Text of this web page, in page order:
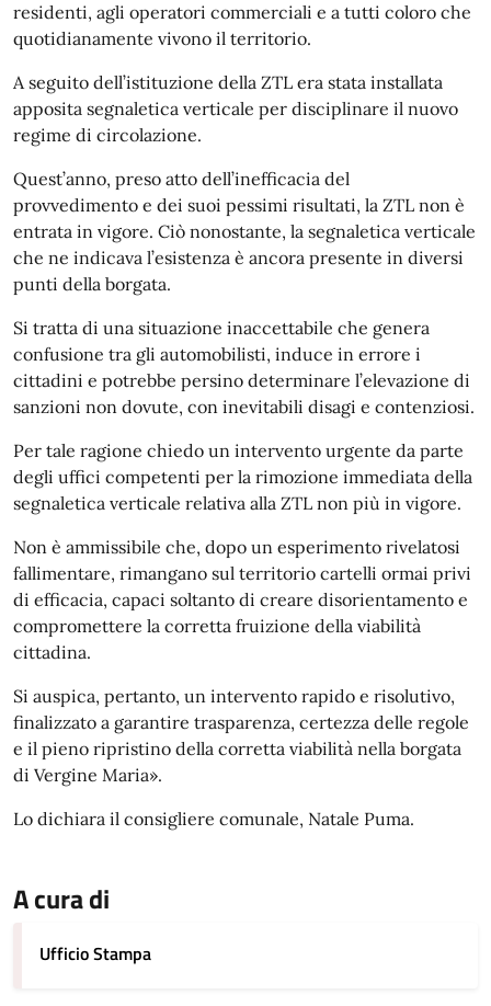
residenti, agli operatori commerciali e a tutti coloro che
quotidianamente vivono il territorio.
A seguito dell’istituzione della ZTL era stata installata
apposita segnaletica verticale per disciplinare il nuovo
regime di circolazione.
Quest’anno, preso atto dell’inefficacia del
provvedimento e dei suoi pessimi risultati, la ZTL non è
entrata in vigore. Ciò nonostante, la segnaletica verticale
che ne indicava l’esistenza è ancora presente in diversi
punti della borgata.
Si tratta di una situazione inaccettabile che genera
confusione tra gli automobilisti, induce in errore i
cittadini e potrebbe persino determinare l’elevazione di
sanzioni non dovute, con inevitabili disagi e contenziosi.
Per tale ragione chiedo un intervento urgente da parte
degli uffici competenti per la rimozione immediata della
segnaletica verticale relativa alla ZTL non più in vigore.
Non è ammissibile che, dopo un esperimento rivelatosi
fallimentare, rimangano sul territorio cartelli ormai privi
di efficacia, capaci soltanto di creare disorientamento e
compromettere la corretta fruizione della viabilità
cittadina.
Si auspica, pertanto, un intervento rapido e risolutivo,
finalizzato a garantire trasparenza, certezza delle regole
e il pieno ripristino della corretta viabilità nella borgata
di Vergine Maria».
Lo dichiara il consigliere comunale, Natale Puma.
A cura di
Ufficio Stampa